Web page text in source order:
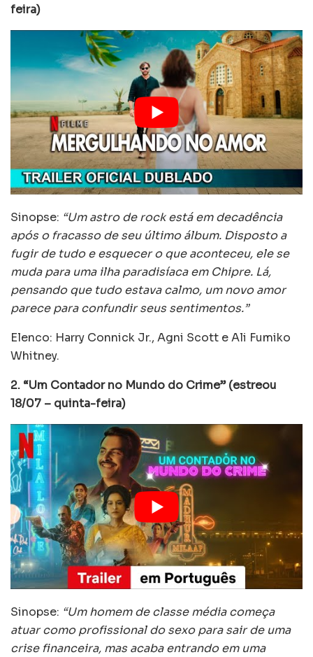
feira)
Sinopse: “Um astro de rock está em decadência
após o fracasso de seu último álbum. Disposto a
fugir de tudo e esquecer o que aconteceu, ele se
muda para uma ilha paradisíaca em Chipre. Lá,
pensando que tudo estava calmo, um novo amor
parece para confundir seus sentimentos.”
Elenco: Harry Connick Jr., Agni Scott e Ali Fumiko
Whitney.
2. “Um Contador no Mundo do Crime” (estreou
18/07 – quinta-feira)
Sinopse: “Um homem de classe média começa
atuar como profissional do sexo para sair de uma
crise financeira, mas acaba entrando em uma